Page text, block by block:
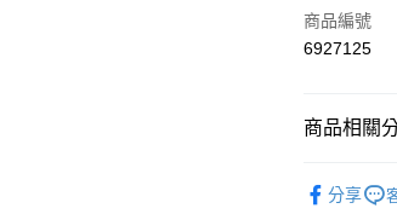
信用卡一次
ATM付款
商品編號
6927125
商品相關
分享